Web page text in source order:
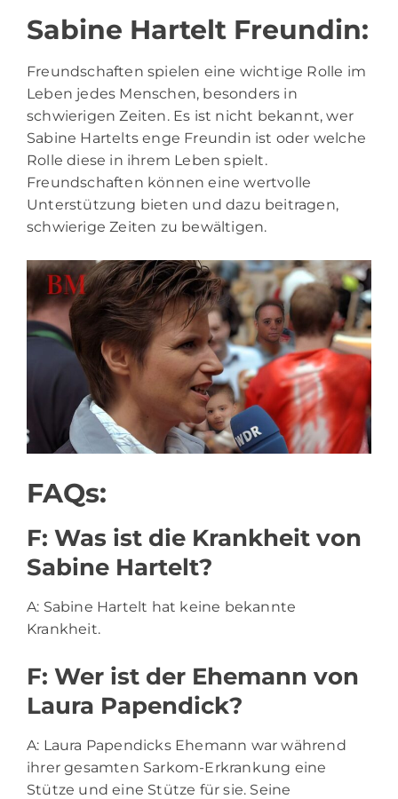
Sabine Hartelt Freundin:
Freundschaften spielen eine wichtige Rolle im
Leben jedes Menschen, besonders in
schwierigen Zeiten. Es ist nicht bekannt, wer
Sabine Hartelts enge Freundin ist oder welche
Rolle diese in ihrem Leben spielt.
Freundschaften können eine wertvolle
Unterstützung bieten und dazu beitragen,
schwierige Zeiten zu bewältigen.
FAQs:
F: Was ist die Krankheit von
Sabine Hartelt?
A: Sabine Hartelt hat keine bekannte
Krankheit.
F: Wer ist der Ehemann von
Laura Papendick?
A: Laura Papendicks Ehemann war während
ihrer gesamten Sarkom-Erkrankung eine
Stütze und eine Stütze für sie. Seine